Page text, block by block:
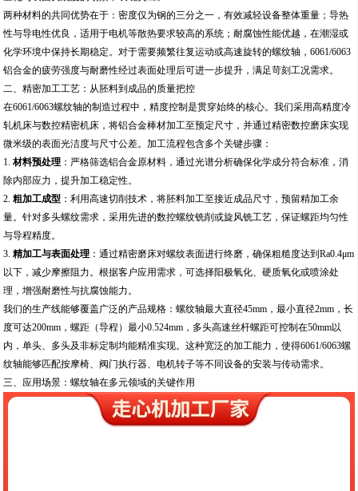
两种材料的共同优势在于：密度仅为钢的三分之一，有效减轻设备整体重量；导热
性与导电性优良，适用于电机等散热要求较高的系统；耐腐蚀性能优越，在潮湿或
化学环境中保持长期稳定。对于需要频繁往复运动或高速旋转的螺纹轴，6061/6063
铝合金的疲劳强度与耐磨性经过表面处理后可进一步提升，满足苛刻工况需求。
二、精密加工工艺：从胚料到成品的质量把控
在6061/6063螺纹轴的制造过程中，精度控制是贯穿始终的核心。我们采用高精度冷
轧机床与数控精密机床，将铝合金棒材加工至预定尺寸，并通过精密数控磨床实现
微米级的表面光洁度与尺寸公差。加工流程包含多个关键步骤：
1.材料预处理 ：严格筛选铝合金原材料，通过光谱分析确保化学成分符合标准，消
除内部应力，提升加工稳定性。
2.粗加工成型 ：利用高速切削技术，将胚料加工至接近成品尺寸，预留精加工余
量。针对多头螺纹需求，采用先进的数控螺纹铣削或旋风铣工艺，保证螺距均匀性
与导程精度。
3.精加工与表面处理 ：通过精密磨床对螺纹表面进行终磨，确保粗糙度达到Ra0.4μm
以下，减少摩擦阻力。根据客户应用需求，可选择阳极氧化、硬质氧化或喷涂处
理，增强耐磨性与抗腐蚀能力。
我们的生产线能够覆盖广泛的产品规格：螺纹轴最大直径45mm，最小直径2mm，长
度可达200mm，螺距（导程）最小0.524mm，多头高速丝杆螺距可控制在50mm以
内，单头、多头及非标定制均能精准实现。这种宽泛的加工能力，使得6061/6063螺
纹轴能够匹配按摩椅、阀门执行器、电机转子等不同设备的安装与传动需求。
三、应用场景：螺纹轴在多元领域的关键作用